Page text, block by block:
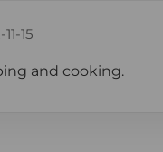
15
and cooking.